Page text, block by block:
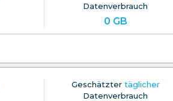
Datenverbrauch
0 GB
Geschätzter täglicher
Datenverbrauch